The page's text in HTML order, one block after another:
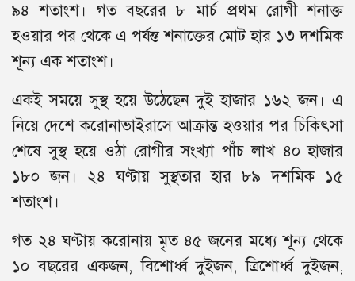
৯৪ শতাংশ। গত বছরের ৮ মার্চ প্রথম রোগী শনাক্ত
হওয়ার পর থেকে এ পর্যন্ত শনাক্তের মোট হার ১৩ দশমিক
শূন্য এক শতাংশ।
একই সময়ে সুস্থ হয়ে উঠেছেন দুই হাজার ১৬২ জন। এ
নিয়ে দেশে করোনাভাইরাসে আক্রান্ত হওয়ার পর চিকিৎসা
শেষে সুস্থ হয়ে ওঠা রোগীর সংখ্যা পাঁচ লাখ ৪০ হাজার
১৮০ জন। ২৪ ঘণ্টায় সুস্থতার হার ৮৯ দশমিক ১৫
শতাংশ।
গত ২৪ ঘণ্টায় করোনায় মৃত ৪৫ জনের মধ্যে শূন্য থেকে
১০ বছরের একজন, বিশোর্ধ্ব দুইজন, ত্রিশোর্ধ্ব দুইজন,